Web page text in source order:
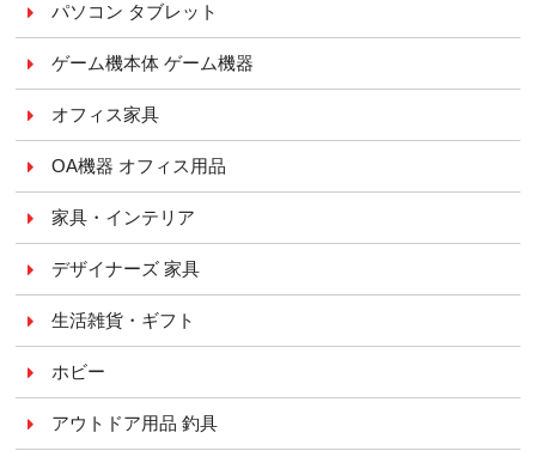
パソコン タブレット
ゲーム機本体 ゲーム機器
オフィス家具
OA機器 オフィス用品
家具・インテリア
デザイナーズ 家具
生活雑貨・ギフト
ホビー
アウトドア用品 釣具